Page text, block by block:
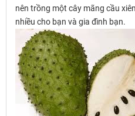
nên trồng một cây mãng cầu
nhiều cho bạn và gia đình bạn.